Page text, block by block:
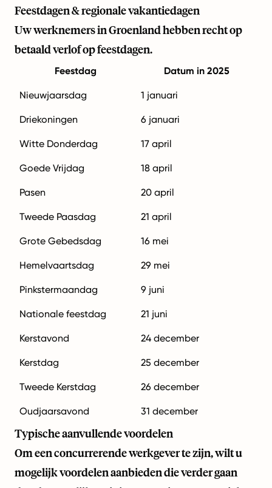
Feestdagen & regionale vakantiedagen
Uw werknemers in Groenland hebben recht op
betaald verlof op feestdagen.
Feestdag Datum in 2025
Nieuwjaarsdag 1 januari
Driekoningen 6 januari
Witte Donderdag 17 april
Goede Vrijdag 18 april
Pasen 20 april
Tweede Paasdag 21 april
Grote Gebedsdag 16 mei
Hemelvaartsdag 29 mei
Pinkstermaandag 9 juni
Nationale feestdag 21 juni
Kerstavond 24 december
Kerstdag 25 december
Tweede Kerstdag 26 december
Oudjaarsavond 31 december
Typische aanvullende voordelen
Om een concurrerende werkgever te zijn, wilt u
mogelijk voordelen aanbieden die verder gaan